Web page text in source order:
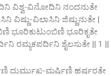
ವಿಶ್ವ-ವಿನೋದಿನಿ ನಂದನುತೇ
ವಿಷ್ಣು-ವಿಲಾಸಿನಿ ಜಿಷ್ಣುನುತೇ |
ಭೂರಿಕುಟುಂಬಿಣಿ ಭೂರಿಕೃತೇ
ಶೈಲಸುತೇ || 1 ||
ದುರ್ಮುಖ-ಮರ್ಷಿಣಿ ಹರ್ಷರತೇ